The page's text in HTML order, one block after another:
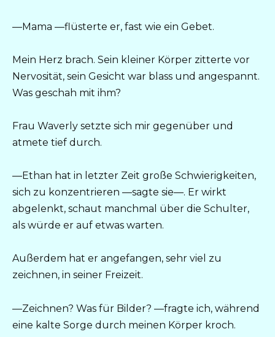
—Mama —flüsterte er, fast wie ein Gebet.
Mein Herz brach. Sein kleiner Körper zitterte vor
Nervosität, sein Gesicht war blass und angespannt.
Was geschah mit ihm?
Frau Waverly setzte sich mir gegenüber und
atmete tief durch.
—Ethan hat in letzter Zeit große Schwierigkeiten,
sich zu konzentrieren —sagte sie—. Er wirkt
abgelenkt, schaut manchmal über die Schulter,
als würde er auf etwas warten.
Außerdem hat er angefangen, sehr viel zu
zeichnen, in seiner Freizeit.
—Zeichnen? Was für Bilder? —fragte ich, während
eine kalte Sorge durch meinen Körper kroch.